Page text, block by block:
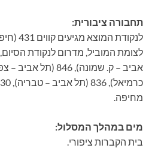
תחבורה ציבורית:
לנקודת המוצא מגיעים קווים 431 (חיפה – נצרת) ו-30 מנצרת.
מחיפה.
מים במהלך המסלול:
בית הקברות ציפורי.